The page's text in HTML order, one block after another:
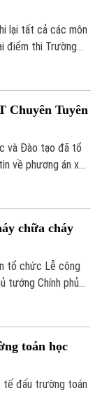
lại tất cả các môn
điểm thi Trường
hành, nhằm bảo
thời bảo vệ quyền
giữ vững niềm tin
Chuyên Tuyên
và Đào tạo đã tổ
về phương án xử
thi này sẽ thi lại
chữa cháy
tổ chức Lễ công
tướng Chính phủ
tướng, TS
an Trung ương,
toán học
tế đấu trường toán